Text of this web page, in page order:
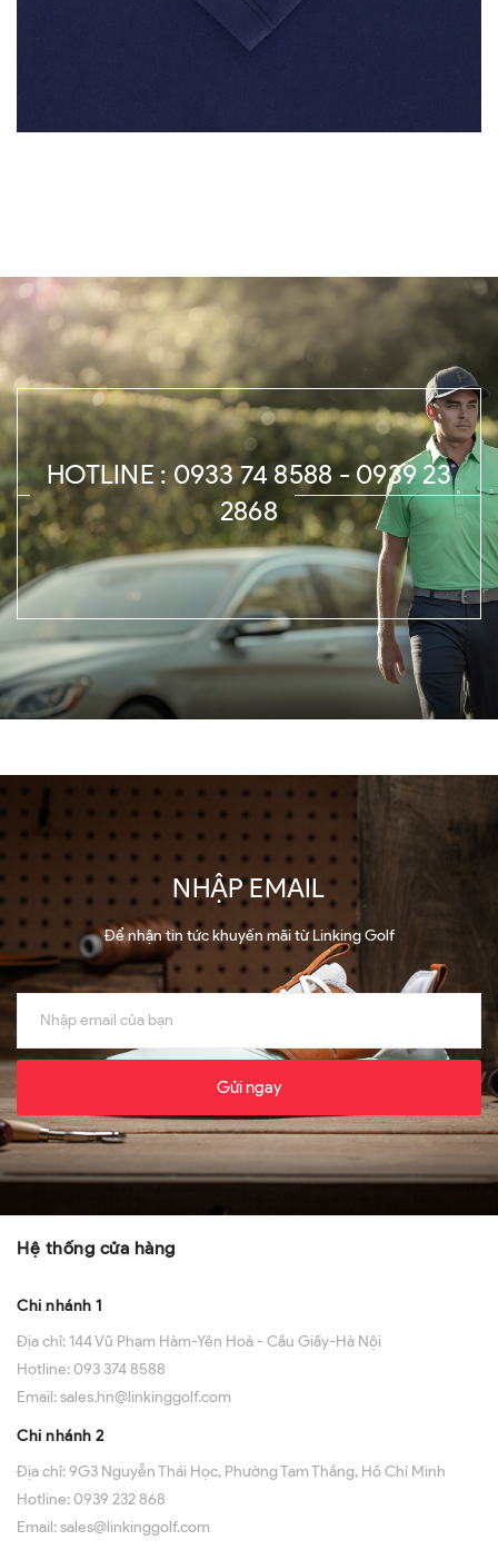
HOTLINE : 0933 74 8588 - 0939 23
2868
NHẬP EMAIL
Để nhận tin tức khuyến mãi từ Linking Golf
Gửi ngay
Hệ thống cửa hàng
Chi nhánh 1
Địa chỉ: 144 Vũ Phạm Hàm-Yên Hoà - Cầu Giấy-Hà Nội
Hotline:093 374 8588
Email:sales.hn@linkinggolf.com
Chi nhánh 2
Địa chỉ:9G3 Nguyễn Thái Học, Phường Tam Thắng, Hồ Chí Minh
Hotline:0939 232 868
Email:sales@linkinggolf.com